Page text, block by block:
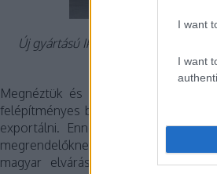
I want
I want
Új gyártású Ikarus busz. A Rába
versenyképes áron
Megnéztük és láttuk, hogy a Rába
felépítményes buszokat exportál, de
exportálni. Ennek az okát maga
megrendelőknek”. A mondat többi
magyar elvárások szerinti